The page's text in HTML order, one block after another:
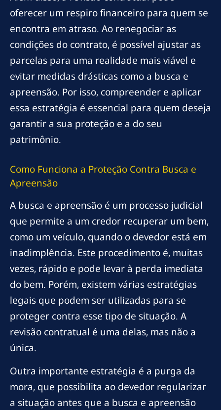
oferecer um respiro financeiro para quem se
encontra em atraso. Ao renegociar as
condições do contrato, é possível ajustar as
parcelas para uma realidade mais viável e
evitar medidas drásticas como a busca e
apreensão. Por isso, compreender e aplicar
essa estratégia é essencial para quem deseja
garantir a sua proteção e a do seu
patrimônio.
Como Funciona a Proteção Contra Busca e
Apreensão
A busca e apreensão é um processo judicial
que permite a um credor recuperar um bem,
como um veículo, quando o devedor está em
inadimplência. Este procedimento é, muitas
vezes, rápido e pode levar à perda imediata
do bem. Porém, existem várias estratégias
legais que podem ser utilizadas para se
proteger contra esse tipo de situação. A
revisão contratual é uma delas, mas não a
única.
Outra importante estratégia é a purga da
mora, que possibilita ao devedor regularizar
a situação antes que a busca e apreensão